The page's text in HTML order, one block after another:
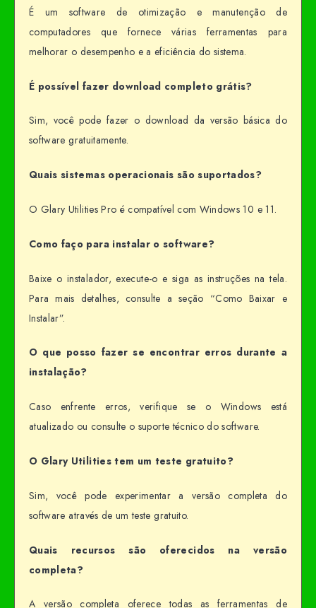
É um software de otimização e manutenção de
computadores que fornece várias ferramentas para
melhorar o desempenho e a eficiência do sistema.
É possível fazer download completo grátis?
Sim, você pode fazer o download da versão básica do
software gratuitamente.
Quais sistemas operacionais são suportados?
O Glary Utilities Pro é compatível com Windows 10 e 11.
Como faço para instalar o software?
Baixe o instalador, execute-o e siga as instruções na tela.
Para mais detalhes, consulte a seção “Como Baixar e
Instalar”.
O que posso fazer se encontrar erros durante a
instalação?
Caso enfrente erros, verifique se o Windows está
atualizado ou consulte o suporte técnico do software.
O Glary Utilities tem um teste gratuito?
Sim, você pode experimentar a versão completa do
software através de um teste gratuito.
Quais recursos são oferecidos na versão
completa?
A versão completa oferece todas as ferramentas de